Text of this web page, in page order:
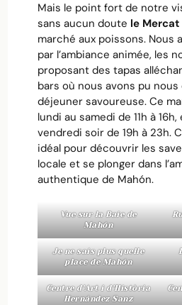
Mais le point fort de notre
sans aucun doute le Mercat
marché aux poissons. Nous
par l’ambiance animée, les
proposant des tapas
bars où nous avons pu
déjeuner savoureuse. Ce
lundi au samedi de 11h à
vendredi soir de 19h à 23h.
idéal pour découvrir les
locale et se plonger dans
authentique de Mahón.
Vue sur la Baie de
Mahón
Je ne sais plus quelle
place de Mahón
Centre d’Art i d’Història
Hernández Sanz